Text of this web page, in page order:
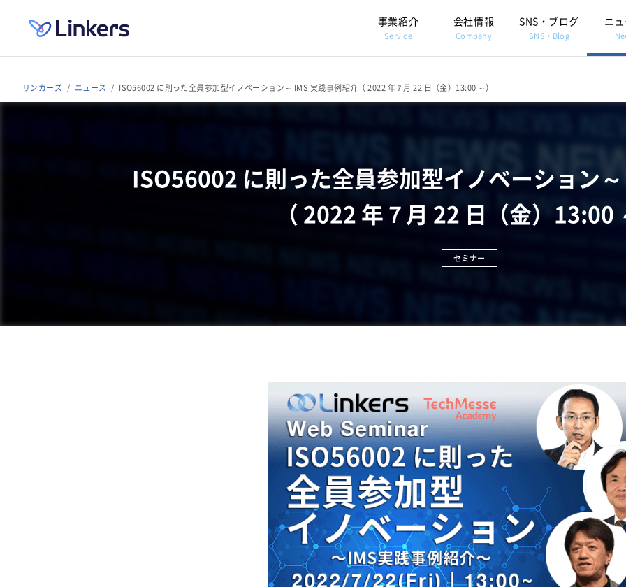
事業紹介
Service
会社情報
Company
SNS・ブログ
SNS・Blog
ニュ
リンカーズ ニュース ISO56002 に則った全員参加型イノベーション～ IMS 実践事例紹介（ 2022 年７月 22 日（金）13:00 ～）
ISO56002 に則った全員参加型イノベーション
（ 2022 年７月 22 日（金）13:00
セミナー